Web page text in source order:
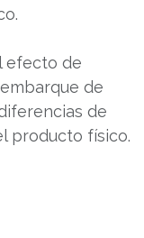
efecto de
de
de
producto físico.